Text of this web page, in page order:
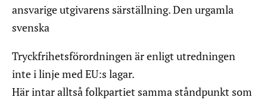
ansvarige utgivarens särställning. Den urgamla
svenska
Tryckfrihetsförordningen är enligt utredningen
inte i linje med EU:s lagar.
Här intar alltså folkpartiet samma ståndpunkt som